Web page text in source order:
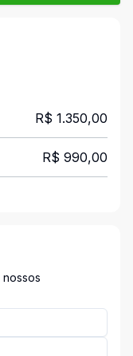
R$ 1.350,00
R$ 990,00